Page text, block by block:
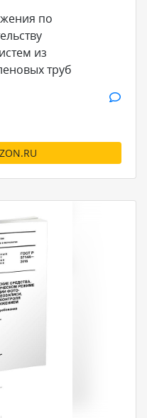
по
из
труб